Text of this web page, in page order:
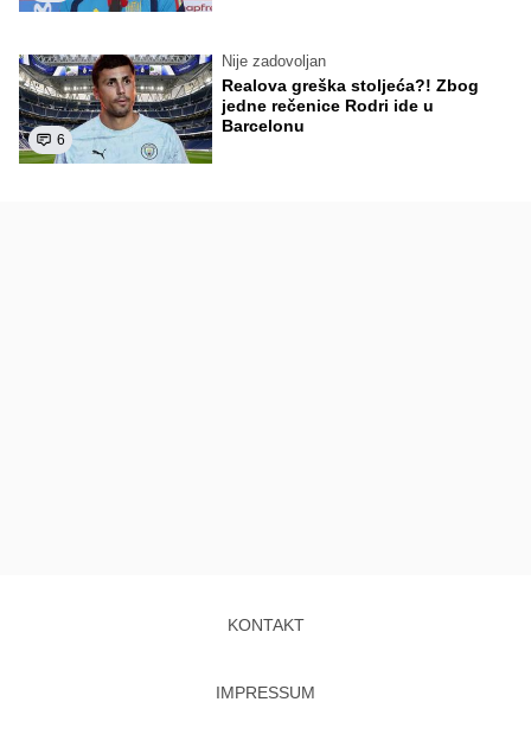
6
Nije zadovoljan
Realova greška stoljeća?! Zbog
jedne rečenice Rodri ide u
Barcelonu
KONTAKT
IMPRESSUM